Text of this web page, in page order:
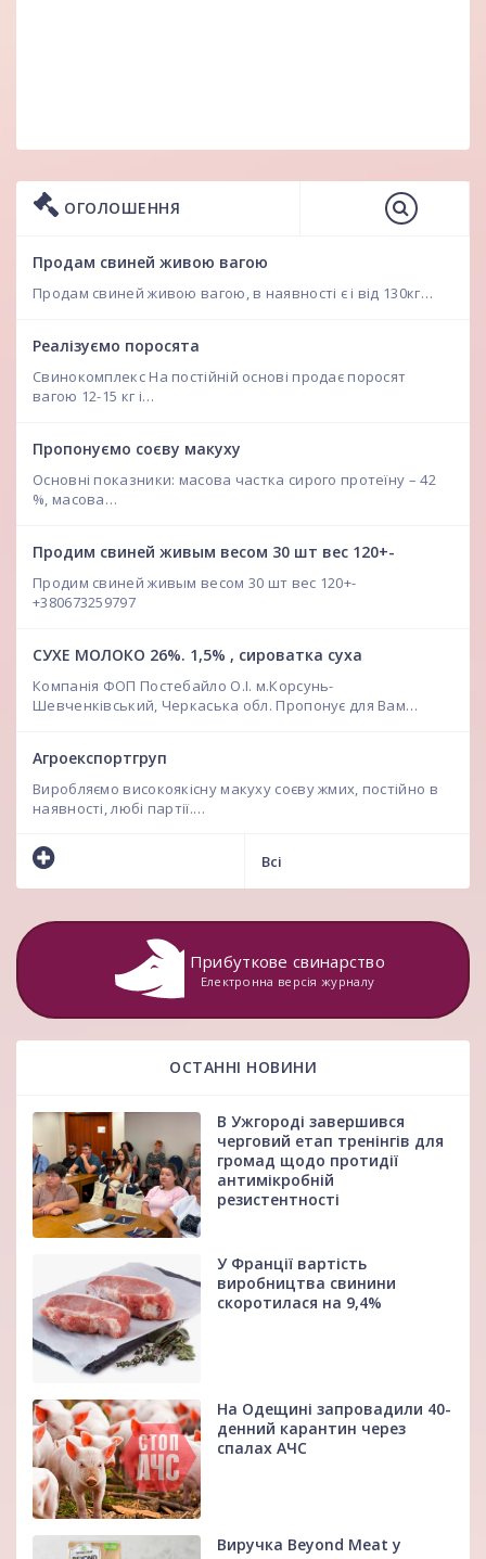
ОГОЛОШЕННЯ
Продам свиней живою вагою
Продам свиней живою вагою, в наявності є і від 130кг…
Реалізуємо поросята
Свинокомплекс На постійній основі продає поросят
вагою 12-15 кг і…
Пропонуємо соєву макуху
Основні показники: масова частка сирого протеїну – 42
%, масова…
Продим свиней живым весом 30 шт вес 120+-
Продим свиней живым весом 30 шт вес 120+-
+380673259797
СУХЕ МОЛОКО 26%. 1,5% , сироватка суха
Компанія ФОП Постебайло О.І. м.Корсунь-
Шевченківський, Черкаська обл. Пропонує для Вам…
Агроекспортгруп
Виробляємо високоякісну макуху соєву жмих, постійно в
наявності, любі партії.…
Всі
Прибуткове свинарство
Електронна версія журналу
ОСТАННІ НОВИНИ
В Ужгороді завершився
черговий етап тренінгів для
громад щодо протидії
антимікробній
резистентності
У Франції вартість
виробництва свинини
скоротилася на 9,4%
На Одещині запровадили 40-
денний карантин через
спалах АЧС
Виручка Beyond Meat у